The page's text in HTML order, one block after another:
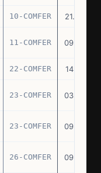
10-COMFER 21.03.75
11-COMFER 09.04.75
22-COMFER 14.07.75
23-COMFER 03.09.75
23-COMFER 09.09.75
26-COMFER 09.09.75